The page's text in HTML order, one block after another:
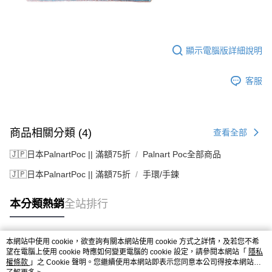
顯示電腦版詳細說明
客服
商品相關分類 (4) 查看全部
🇯🇵日本PalnartPoc || 滿額75折 Palnart Poc全部商品
🇯🇵日本PalnartPoc || 滿額75折 手環/手鍊
本分類熱銷全站排行
熱門標籤
本網站中使用 cookie，欲查詢有關本網站使用 cookie 方式之詳情，及若您不希
望在電腦上使用 cookie 時應如何變更電腦的 cookie 設定，請參閱本網站「 隱私
權條款 」之 Cookie 聲明。您繼續使用本網站即表示您同意本公司得按本網站使